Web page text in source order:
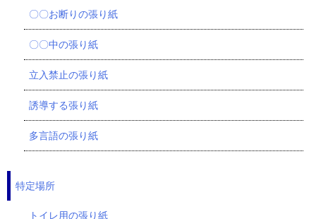
〇〇お断りの張り紙
〇〇中の張り紙
立入禁止の張り紙
誘導する張り紙
多言語の張り紙
特定場所
トイレ用の張り紙